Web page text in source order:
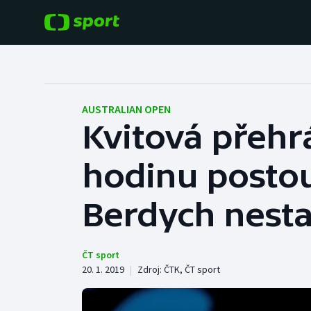
Hokej
Tenis
Atletika
Baseball a softbal
Basketbal
Biatlon
AUSTRALIAN OPEN
Kvitová
hodinu
Berdych
ČT sport
20. 1. 2019 | Zdroj: ČTK, ČT sport